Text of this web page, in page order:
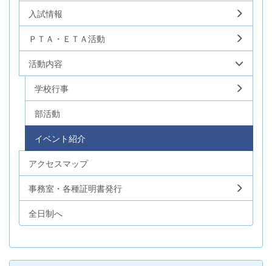
入試情報
ＰＴＡ・ＥＴＡ活動
活動内容
学校行事
部活動
イベント紹介
アクセスマップ
事務室・各種証明書発行
全日制へ